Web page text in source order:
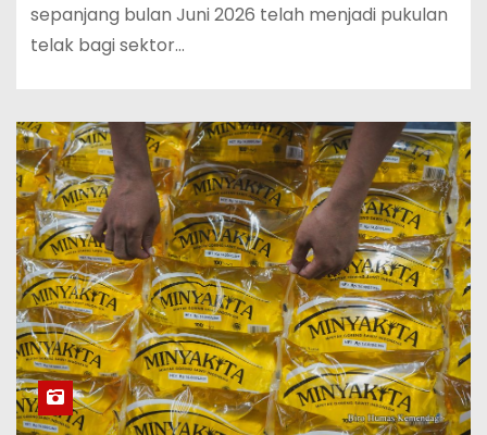
sepanjang bulan Juni 2026 telah menjadi pukulan
telak bagi sektor…